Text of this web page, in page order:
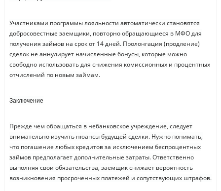
Участниками программы лояльности автоматически становятся
добросовестные заемщики, повторно обращающиеся в МФО для
получения займов на срок от 14 дней. Пролонгация (продление)
сделок не аннулирует начисленные бонусы, которые можно
свободно использовать для снижения комиссионных и процентных
отчислений по новым займам.
Заключение
Прежде чем обращаться в небанковское учреждение, следует
внимательно изучить нюансы будущей сделки. Нужно понимать,
что погашение любых кредитов за исключением беспроцентных
займов предполагает дополнительные затраты. Ответственно
выполняя свои обязательства, заемщик снижает вероятность
возникновения просроченных платежей и сопутствующих штрафов.